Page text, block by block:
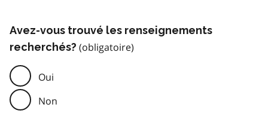
Avez-vous trouvé les renseignements
recherchés?
Oui
Non